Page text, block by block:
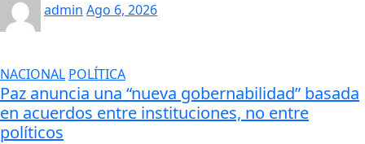
admin Ago 6, 2026
NACIONAL POLÍTICA
Paz anuncia una “nueva gobernabilidad” basada
en acuerdos entre instituciones, no entre
políticos